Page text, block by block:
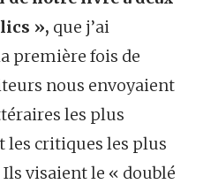
», que j’ai
première fois de
nous envoyaient
les plus
les critiques les plus
visaient le « doublé